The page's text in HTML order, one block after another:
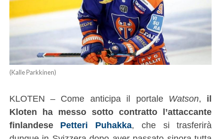
(Kalle Parkkinen)
KLOTEN – Come anticipa il portale Watson, il
Kloten ha messo sotto contratto l’attaccante
finlandese Petteri Puhakka, che si trasferirà